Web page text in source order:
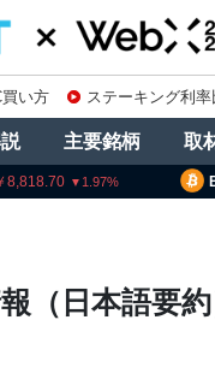
買い方 ステーキング利率
主要銘柄 取
8,818.70 1.97
（日本語要約